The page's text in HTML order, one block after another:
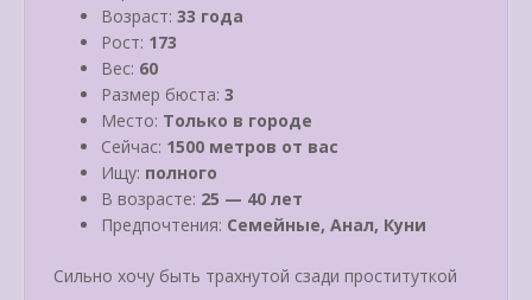
Возраст: 33 года
Рост: 173
Вес: 60
Размер бюста: 3
Место: Только в городе
Сейчас: 1500 метров от вас
Ищу: полного
В возрасте: 25 — 40 лет
Предпочтения: Семейные, Анал, Куни
Сильно хочу быть трахнутой сзади проституткой